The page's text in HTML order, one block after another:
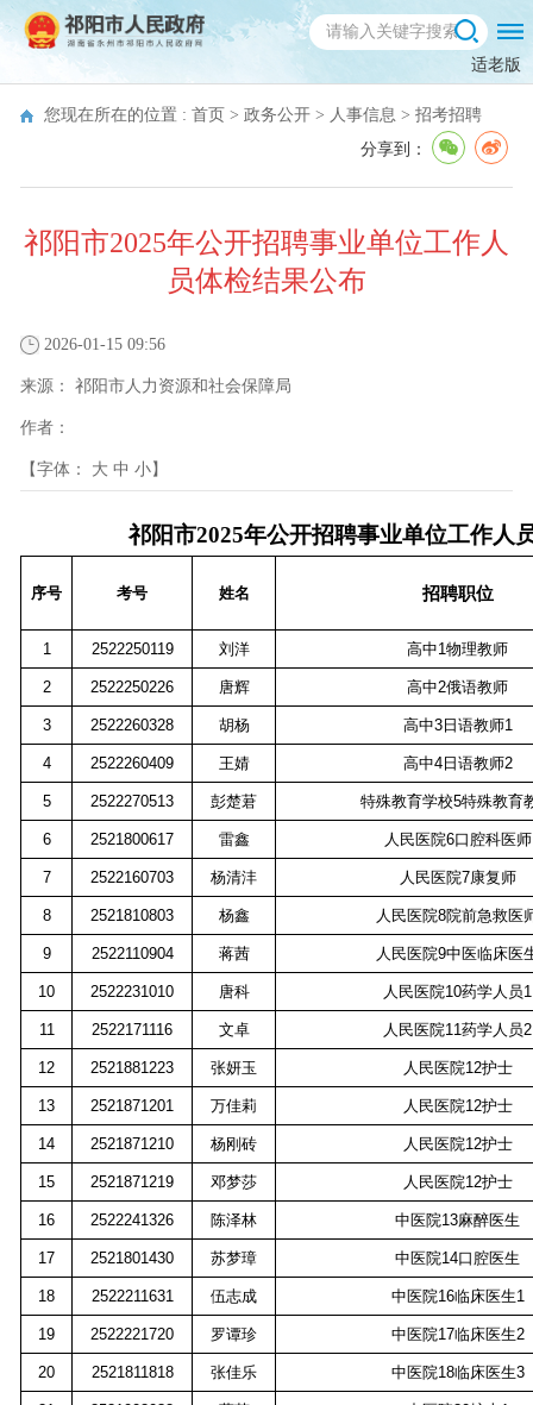
适老版
您现在所在的位置 : 首页 > 政务公开 > 人事信息 > 招考招聘
分享到：
祁阳市2025年公开招聘事业单位工作人
员体检结果公布
2026-01-15 09:56
来源： 祁阳市人力资源和社会保障局
作者：
【字体： 大 中 小】
祁阳市2025年公开招聘事业单位工作人
序号 考号 姓名 招聘职位
1 2522250119 刘洋 高中1物理教师
2 2522250226 唐辉 高中2俄语教师
3 2522260328 胡杨 高中3日语教师1
4 2522260409 王婧 高中4日语教师2
5 2522270513 彭楚莙 特殊教育学校5特殊教育
6 2521800617 雷鑫 人民医院6口腔科医师
7 2522160703 杨清沣 人民医院7康复师
8 2521810803 杨鑫 人民医院8院前急救医
9 2522110904 蒋茜 人民医院9中医临床医
10 2522231010 唐科 人民医院10药学人员1
11 2522171116 文卓 人民医院11药学人员2
12 2521881223 张妍玉 人民医院12护士
13 2521871201 万佳莉 人民医院12护士
14 2521871210 杨刚砖 人民医院12护士
15 2521871219 邓梦莎 人民医院12护士
16 2522241326 陈泽林 中医院13麻醉医生
17 2521801430 苏梦璋 中医院14口腔医生
18 2522211631 伍志成 中医院16临床医生1
19 2522221720 罗谭珍 中医院17临床医生2
20 2521811818 张佳乐 中医院18临床医生3